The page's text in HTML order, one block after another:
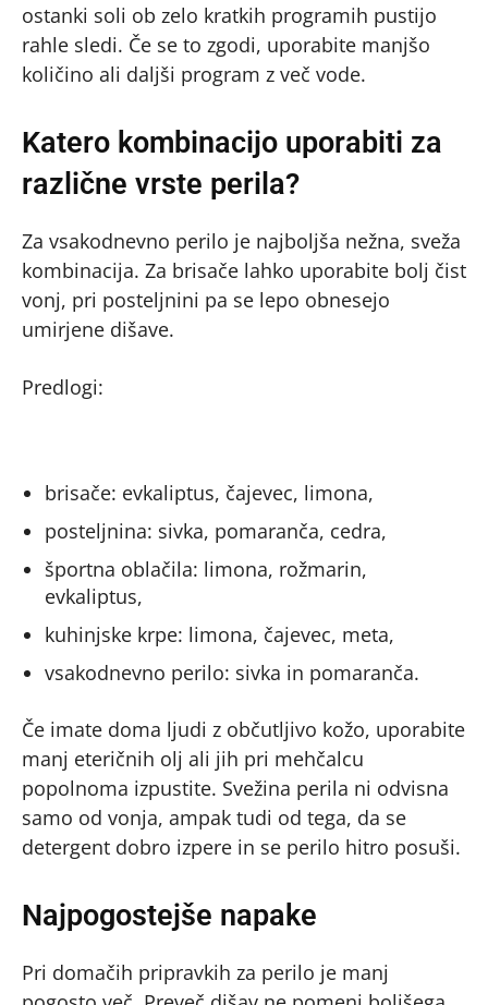
ostanki soli ob zelo kratkih programih pustijo
rahle sledi. Če se to zgodi, uporabite manjšo
količino ali daljši program z več vode.
Katero kombinacijo uporabiti za
različne vrste perila?
Za vsakodnevno perilo je najboljša nežna, sveža
kombinacija. Za brisače lahko uporabite bolj čist
vonj, pri posteljnini pa se lepo obnesejo
umirjene dišave.
Predlogi:
brisače: evkaliptus, čajevec, limona,
posteljnina: sivka, pomaranča, cedra,
športna oblačila: limona, rožmarin,
evkaliptus,
kuhinjske krpe: limona, čajevec, meta,
vsakodnevno perilo: sivka in pomaranča.
Če imate doma ljudi z občutljivo kožo, uporabite
manj eteričnih olj ali jih pri mehčalcu
popolnoma izpustite. Svežina perila ni odvisna
samo od vonja, ampak tudi od tega, da se
detergent dobro izpere in se perilo hitro posuši.
Najpogostejše napake
Pri domačih pripravkih za perilo je manj